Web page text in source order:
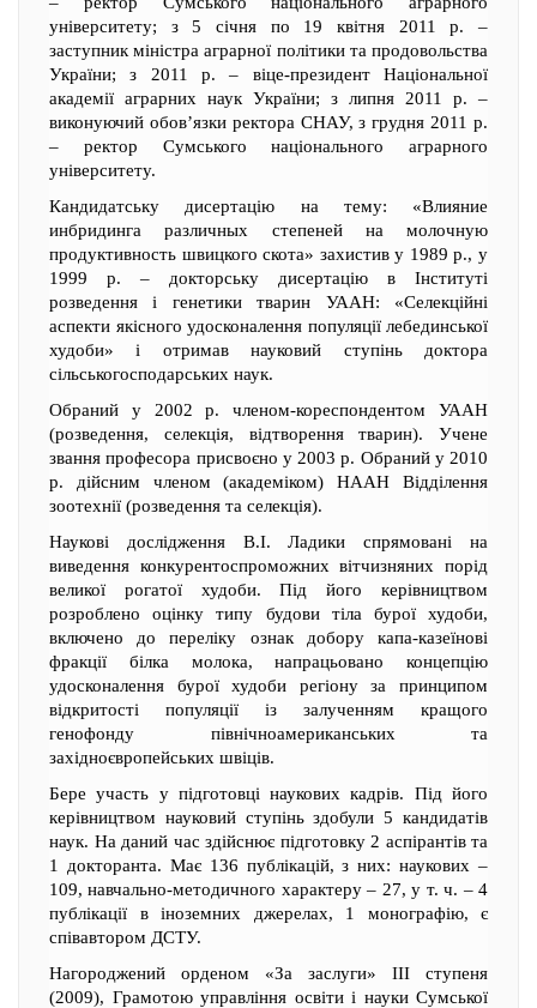
університету; з 5 січня по 19 квітня 2011 р. –
заступник міністра аграрної політики та продовольства
України; з 2011 р. – віце-президент Національної
академії аграрних наук України; з липня 2011 р. –
виконуючий обов’язки ректора СНАУ, з грудня 2011 р.
– ректор Сумського національного аграрного
університету.
Кандидатську дисертацію на тему: «Влияние
инбридинга различных степеней на молочную
продуктивность швицкого скота» захистив у 1989 р., у
1999 р. – докторську дисертацію в Інституті
розведення і генетики тварин УААН: «Селекційні
аспекти якісного удосконалення популяції лебединської
худоби» і отримав науковий ступінь доктора
сільськогосподарських наук.
Обраний у 2002 р. членом-кореспондентом УААН
(розведення, селекція, відтворення тварин). Учене
звання професора присвоєно у 2003 р. Обраний у 2010
р. дійсним членом (академіком) НААН Відділення
зоотехнії (розведення та селекція).
Наукові дослідження В.І. Ладики спрямовані на
виведення конкурентоспроможних вітчизняних порід
великої рогатої худоби. Під його керівництвом
розроблено оцінку типу будови тіла бурої худоби,
включено до переліку ознак добору капа-казеїнові
фракції білка молока, напрацьовано концепцію
удосконалення бурої худоби регіону за принципом
відкритості популяції із залученням кращого
генофонду північноамериканських та
західноєвропейських швіців.
Бере участь у підготовці наукових кадрів. Під його
керівництвом науковий ступінь здобули 5 кандидатів
наук. На даний час здійснює підготовку 2 аспірантів та
1 докторанта. Має 136 публікацій, з них: наукових –
109, навчально-методичного характеру – 27, у т. ч. – 4
публікації в іноземних джерелах, 1 монографію, є
співавтором ДСТУ.
Нагороджений орденом «За заслуги» ІІІ ступеня
(2009), Грамотою управління освіти і науки Сумської